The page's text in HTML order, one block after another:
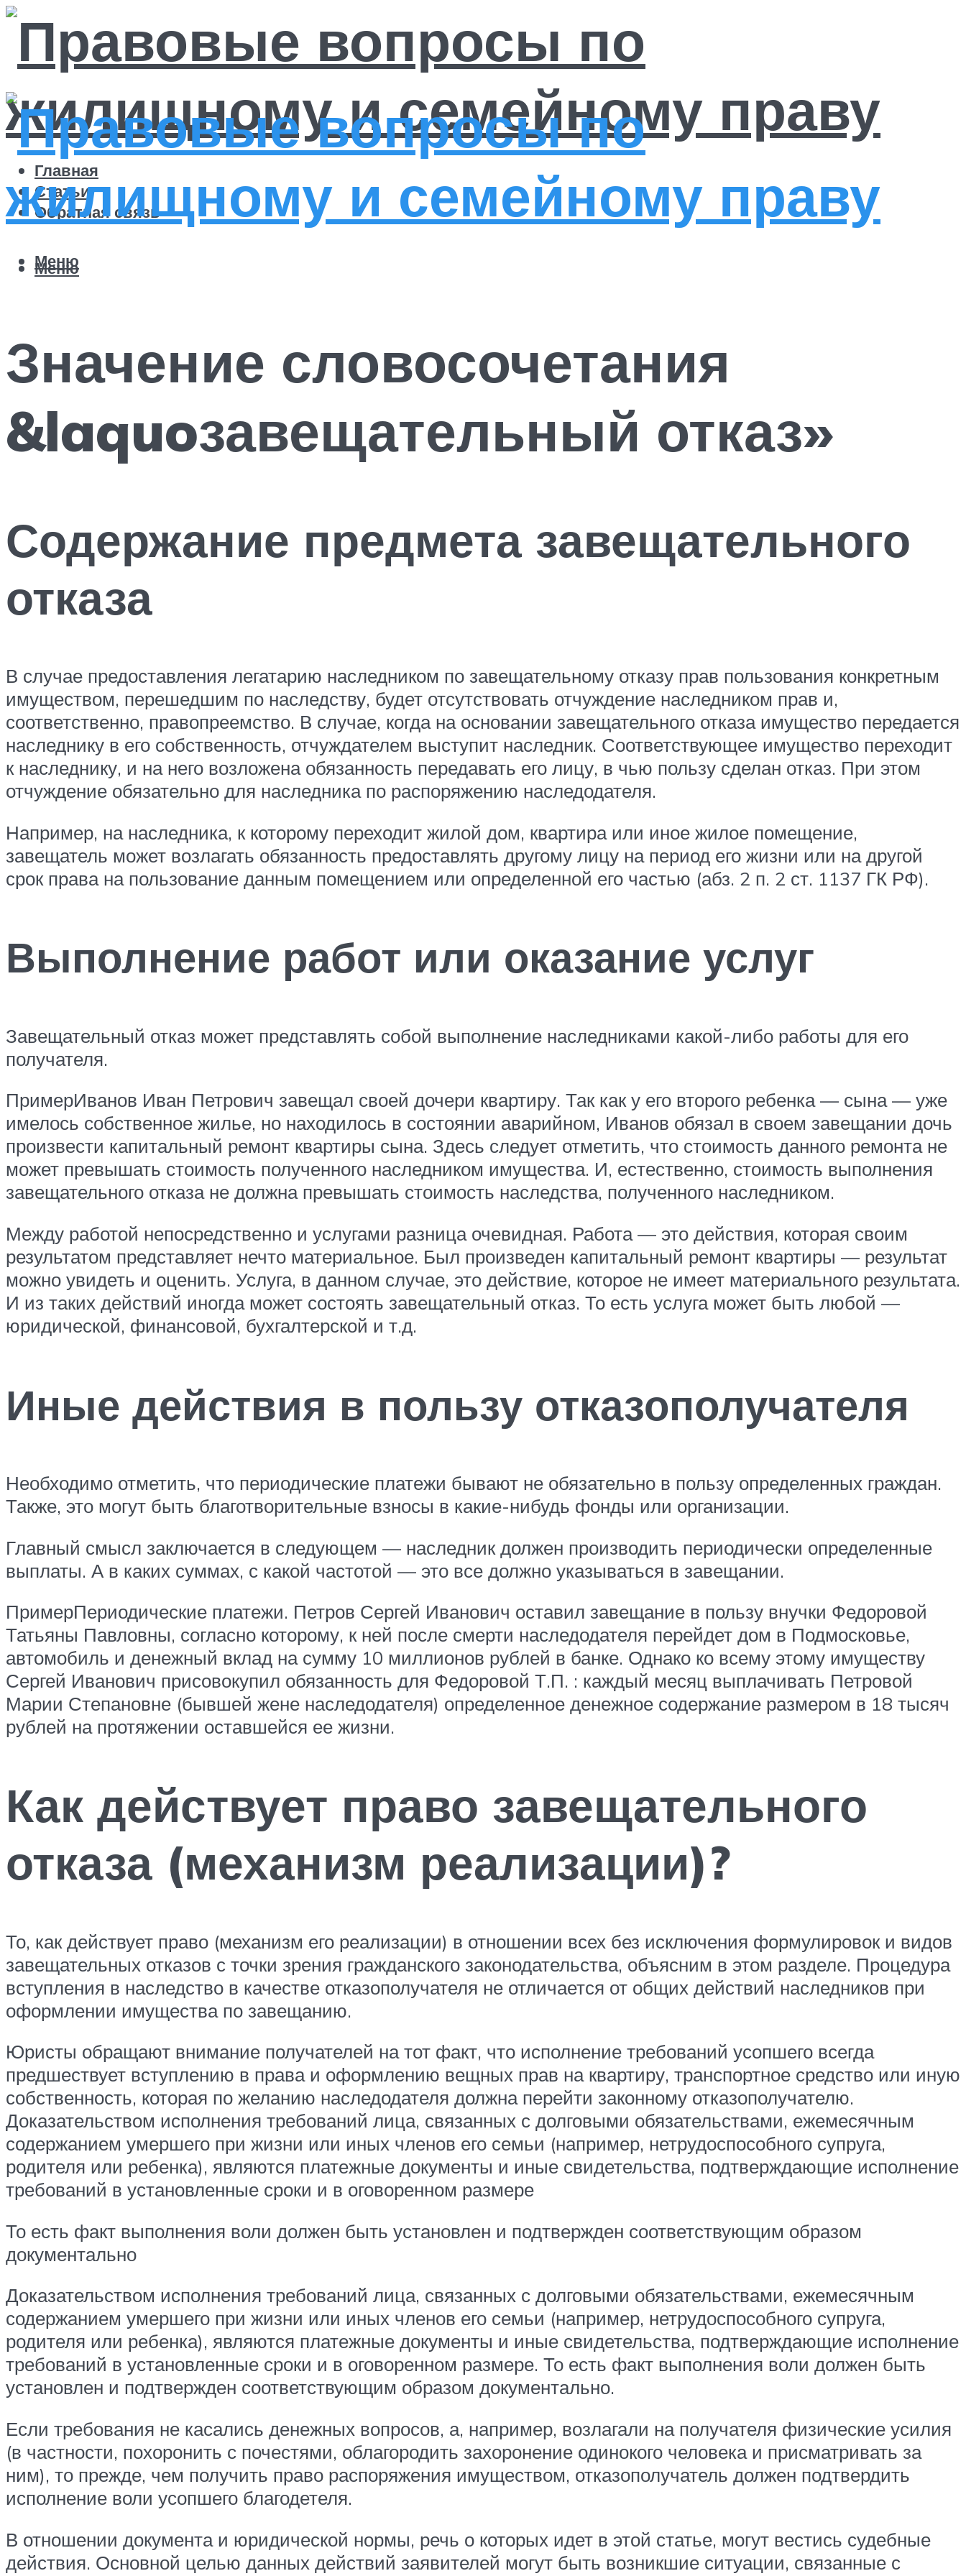
Главная
Статьи
Обратная связь
Меню
Меню
Значение словосочетания
&laquoзавещательный отказ»
Содержание предмета завещательного
отказа
В случае предоставления легатарию наследником по завещательному отказу прав пользования конкретным
имуществом, перешедшим по наследству, будет отсутствовать отчуждение наследником прав и,
соответственно, правопреемство. В случае, когда на основании завещательного отказа имущество передается
наследнику в его собственность, отчуждателем выступит наследник. Соответствующее имущество переходит
к наследнику, и на него возложена обязанность передавать его лицу, в чью пользу сделан отказ. При этом
отчуждение обязательно для наследника по распоряжению наследодателя.
Например, на наследника, к которому переходит жилой дом, квартира или иное жилое помещение,
завещатель может возлагать обязанность предоставлять другому лицу на период его жизни или на другой
срок права на пользование данным помещением или определенной его частью (абз. 2 п. 2 ст. 1137 ГК РФ).
Выполнение работ или оказание услуг
Завещательный отказ может представлять собой выполнение наследниками какой-либо работы для его
получателя.
ПримерИванов Иван Петрович завещал своей дочери квартиру. Так как у его второго ребенка — сына — уже
имелось собственное жилье, но находилось в состоянии аварийном, Иванов обязал в своем завещании дочь
произвести капитальный ремонт квартиры сына. Здесь следует отметить, что стоимость данного ремонта не
может превышать стоимость полученного наследником имущества. И, естественно, стоимость выполнения
завещательного отказа не должна превышать стоимость наследства, полученного наследником.
Между работой непосредственно и услугами разница очевидная. Работа — это действия, которая своим
результатом представляет нечто материальное. Был произведен капитальный ремонт квартиры — результат
можно увидеть и оценить. Услуга, в данном случае, это действие, которое не имеет материального результата.
И из таких действий иногда может состоять завещательный отказ. То есть услуга может быть любой —
юридической, финансовой, бухгалтерской и т.д.
Иные действия в пользу отказополучателя
Необходимо отметить, что периодические платежи бывают не обязательно в пользу определенных граждан.
Также, это могут быть благотворительные взносы в какие-нибудь фонды или организации.
Главный смысл заключается в следующем — наследник должен производить периодически определенные
выплаты. А в каких суммах, с какой частотой — это все должно указываться в завещании.
ПримерПериодические платежи. Петров Сергей Иванович оставил завещание в пользу внучки Федоровой
Татьяны Павловны, согласно которому, к ней после смерти наследодателя перейдет дом в Подмосковье,
автомобиль и денежный вклад на сумму 10 миллионов рублей в банке. Однако ко всему этому имуществу
Сергей Иванович присовокупил обязанность для Федоровой Т.П. : каждый месяц выплачивать Петровой
Марии Степановне (бывшей жене наследодателя) определенное денежное содержание размером в 18 тысяч
рублей на протяжении оставшейся ее жизни.
Как действует право завещательного
отказа (механизм реализации)?
То, как действует право (механизм его реализации) в отношении всех без исключения формулировок и видов
завещательных отказов с точки зрения гражданского законодательства, объясним в этом разделе. Процедура
вступления в наследство в качестве отказополучателя не отличается от общих действий наследников при
оформлении имущества по завещанию.
Юристы обращают внимание получателей на тот факт, что исполнение требований усопшего всегда
предшествует вступлению в права и оформлению вещных прав на квартиру, транспортное средство или иную
собственность, которая по желанию наследодателя должна перейти законному отказополучателю.
Доказательством исполнения требований лица, связанных с долговыми обязательствами, ежемесячным
содержанием умершего при жизни или иных членов его семьи (например, нетрудоспособного супруга,
родителя или ребенка), являются платежные документы и иные свидетельства, подтверждающие исполнение
требований в установленные сроки и в оговоренном размере
То есть факт выполнения воли должен быть установлен и подтвержден соответствующим образом
документально
Доказательством исполнения требований лица, связанных с долговыми обязательствами, ежемесячным
содержанием умершего при жизни или иных членов его семьи (например, нетрудоспособного супруга,
родителя или ребенка), являются платежные документы и иные свидетельства, подтверждающие исполнение
требований в установленные сроки и в оговоренном размере. То есть факт выполнения воли должен быть
установлен и подтвержден соответствующим образом документально.
Если требования не касались денежных вопросов, а, например, возлагали на получателя физические усилия
(в частности, похоронить с почестями, облагородить захоронение одинокого человека и присматривать за
ним), то прежде, чем получить право распоряжения имуществом, отказополучатель должен подтвердить
исполнение воли усопшего благодетеля.
В отношении документа и юридической нормы, речь о которых идет в этой статье, могут вестись судебные
действия. Основной целью данных действий заявителей могут быть возникшие ситуации, связанные с